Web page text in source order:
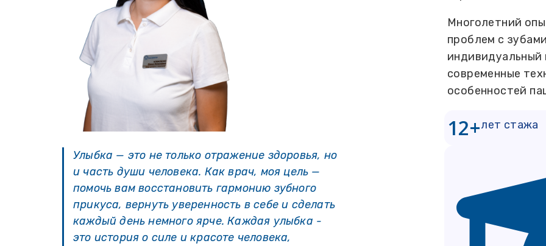
Улыбка — это не только отражение здоровья, но
и часть души человека. Как врач, моя цель —
помочь вам восстановить гармонию зубного
прикуса, вернуть уверенность в себе и сделать
каждый день немного ярче. Каждая улыбка -
это история о силе и красоте человека,
Многолетний
проблем с
индивидуальный
современные
особенностей
12+лет стажа